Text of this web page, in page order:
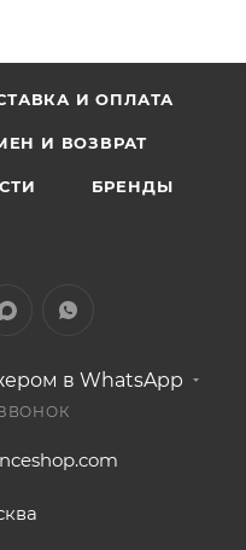
И ОПЛАТА
И ВОЗВРАТ
БРЕНДЫ
в WhatsApp